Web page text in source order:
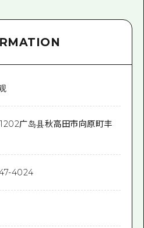
广岛县秋高田市向原町丰
4024